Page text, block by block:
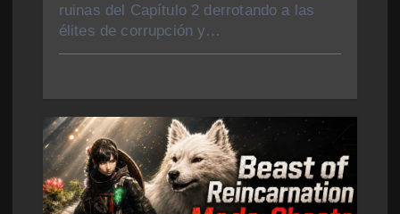
ruinas del Capítulo 2 derrotando a las
élites de corrupción y…